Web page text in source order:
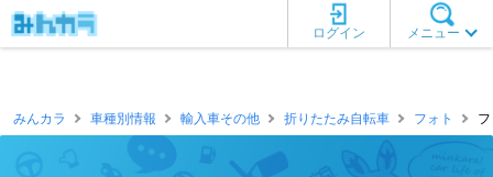
メニュー
ログイン
みんカラ 車種別情報 輸入車その他 折りたたみ自転車 フォト